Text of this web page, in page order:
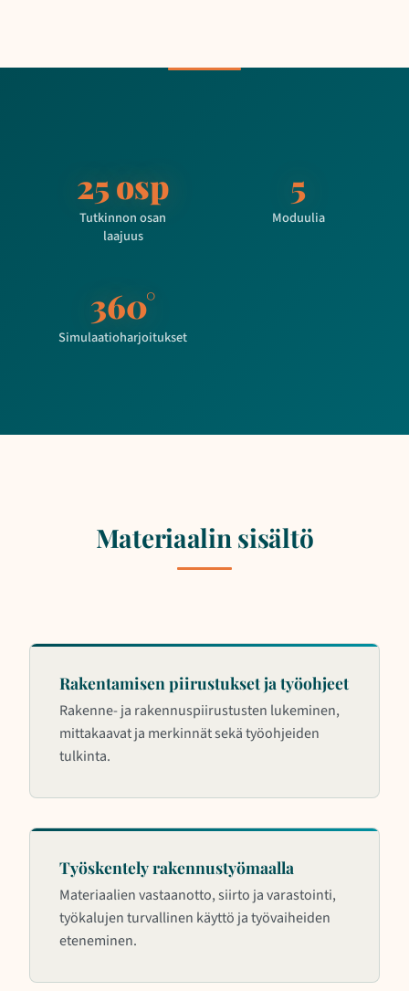
25 osp
Tutkinnon osan
laajuus
5
Moduulia
360°
Simulaatioharjoitukset
Materiaalin sisältö
Rakentamisen piirustukset ja työohjeet
Rakenne- ja rakennuspiirustusten lukeminen,
mittakaavat ja merkinnät sekä työohjeiden
tulkinta.
Työskentely rakennustyömaalla
Materiaalien vastaanotto, siirto ja varastointi,
työkalujen turvallinen käyttö ja työvaiheiden
eteneminen.